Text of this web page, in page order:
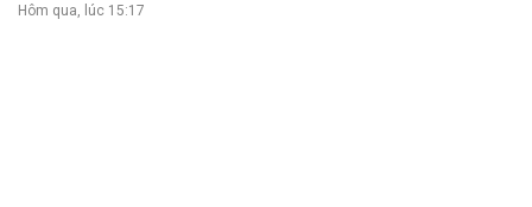
Hôm qua, lúc 15:17